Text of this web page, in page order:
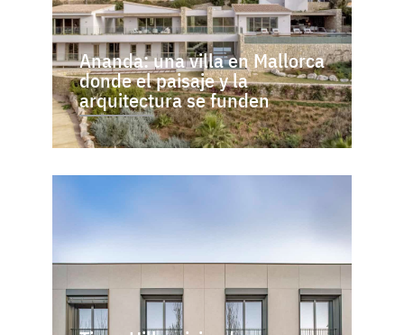
Ananda: una villa en Mallorca
donde el paisaje y la
arquitectura se funden